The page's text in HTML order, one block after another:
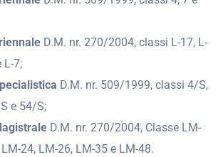
D.M. nr. 270/2004, classi L-17, L-
L-7;
D.M. nr. 509/1999, classi 4/S,
e 54/S;
D.M. nr. 270/2004, Classe LM-
24, LM-26, LM-35 e LM-48.